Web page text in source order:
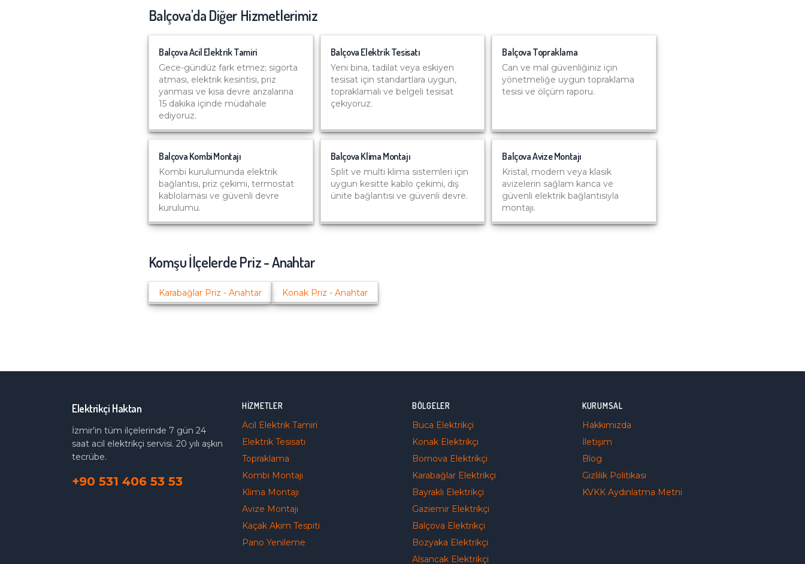
Balçova'da Diğer Hizmetlerimiz
BalçovaAcil Elektrik Tamiri
Gece-gündüz fark etmez; sigorta
atması, elektrik kesintisi, priz
yanması ve kısa devre arızalarına
15 dakika içinde müdahale
ediyoruz.
Balçova Elektrik Tesisatı
Yeni bina, tadilat veya eskiyen
tesisat için standartlara uygun,
topraklamalı ve belgeli tesisat
çekiyoruz.
Balçova Topraklama
Can ve mal güvenliğiniz için
yönetmeliğe uygun topraklama
tesisi ve ölçüm raporu.
Balçova Kombi Montajı
Kombi kurulumunda elektrik
bağlantısı, priz çekimi, termostat
kablolaması ve güvenli devre
kurulumu.
Balçova Klima Montajı
Split ve multi klima sistemleri için
uygun kesitte kablo çekimi, dış
ünite bağlantısı ve güvenli devre.
BalçovaAvize Montajı
Kristal, modern veya klasik
avizelerin sağlam kanca ve
güvenli elektrik bağlantısıyla
montajı.
Komşu İlçelerdePriz - Anahtar
Karabağlar Priz - Anahtar Konak Priz - Anahtar
Elektrikçi Haktan
İzmir'in tüm ilçelerinde 7 gün 24
saat acil elektrikçi servisi. 20 yılı aşkın
tecrübe.
+90 531 406 53 53
HIZMETLER
Acil Elektrik Tamiri
Elektrik Tesisatı
Topraklama
Kombi Montajı
Klima Montajı
Avize Montajı
Kaçak Akım Tespiti
Pano Yenileme
BÖLGELER
Buca Elektrikçi
Konak Elektrikçi
Bornova Elektrikçi
Karabağlar Elektrikçi
Bayraklı Elektrikçi
Gaziemir Elektrikçi
Balçova Elektrikçi
Bozyaka Elektrikçi
Alsancak Elektrikçi
KURUMSAL
Hakkımızda
İletişim
Blog
Gizlilik Politikası
KVKK Aydınlatma Metni